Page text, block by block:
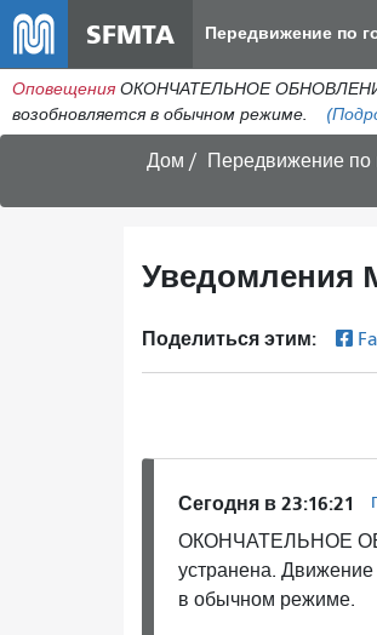
SFMTA Передвижение по
Оповещения ОКОНЧАТЕЛЬНОЕ ОБНОВЛЕНИЕ:
возобновляется в обычном режиме.
Дом Передвижение по
Уведомления
Поделиться этим:
Сегодня в 23:16:21
ОКОНЧАТЕЛЬНОЕ
устранена.
в обычном режиме.